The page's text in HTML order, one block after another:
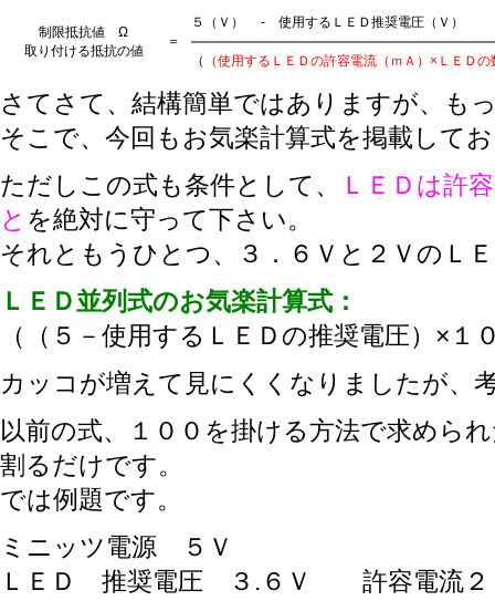
制限抵抗値 Ω
取り付ける抵抗の値
＝
５（Ｖ） - 使用するＬＥＤ推奨電圧（Ｖ）
（ （使用するＬＥＤの許容電流（ｍＡ）×ＬＥＤの
さてさて、結構簡単ではありますが、も
そこで、今回もお気楽計算式を掲載して
ただしこの式も条件として、
ＬＥＤは許
と を絶対に守って下さい。
それともうひとつ、３．６Ｖと２ＶのＬ
ＬＥＤ並列式のお気楽計算式：
（（５－使用するＬＥＤの推奨電圧）×１
カッコが増えて見にくくなりましたが、
以前の式、１００を掛ける方法で求めら
割るだけです。
では例題です。
ミニッツ電源 ５Ｖ
ＬＥＤ 推奨電圧 ３.６Ｖ 許容電流２